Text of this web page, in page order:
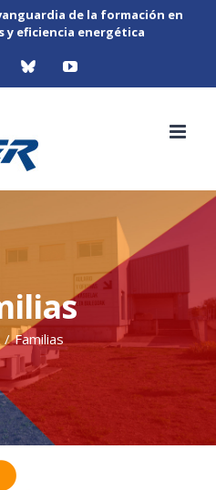
de la formación en
y eficiencia energética
Bluesky YouTube
/ Familias